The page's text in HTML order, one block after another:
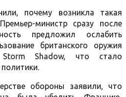
почему возникла такая
министр сразу после
предложил ослабить
британского оружия
Shadow, что стало
обороны заявили, что